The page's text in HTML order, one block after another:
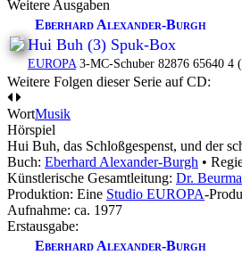
Weitere Ausgaben
Eberhard Alexander-Burgh
Hui Buh (3) Spuk-Box
EUROPA3-MC-Schuber 82876 65640 4
Weitere Folgen dieser Serie auf CD:
WortMusik
Hörspiel
Hui Buh, das Schloßgespenst, und der
Buch: Eberhard Alexander-Burgh •
Künstlerische Gesamtleitung: Dr.
Produktion: Eine Studio EUROPA-
Aufnahme: ca. 1977
Erstausgabe:
Eberhard Alexander-Burgh